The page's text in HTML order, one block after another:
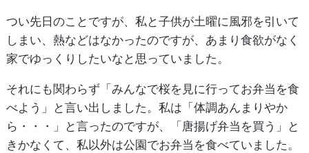
つい先日のことですが、私と子供が土曜に風邪を引いて
しまい、熱などはなかったのですが、あまり食欲がなく
家でゆっくりしたいなと思っていました。
それにも関わらず「みんなで桜を見に行ってお弁当を食
べよう」と言い出しました。私は「体調あんまりやか
ら・・・」と言ったのですが、「唐揚げ弁当を買う」と
きかなくて、私以外は公園でお弁当を食べていました。